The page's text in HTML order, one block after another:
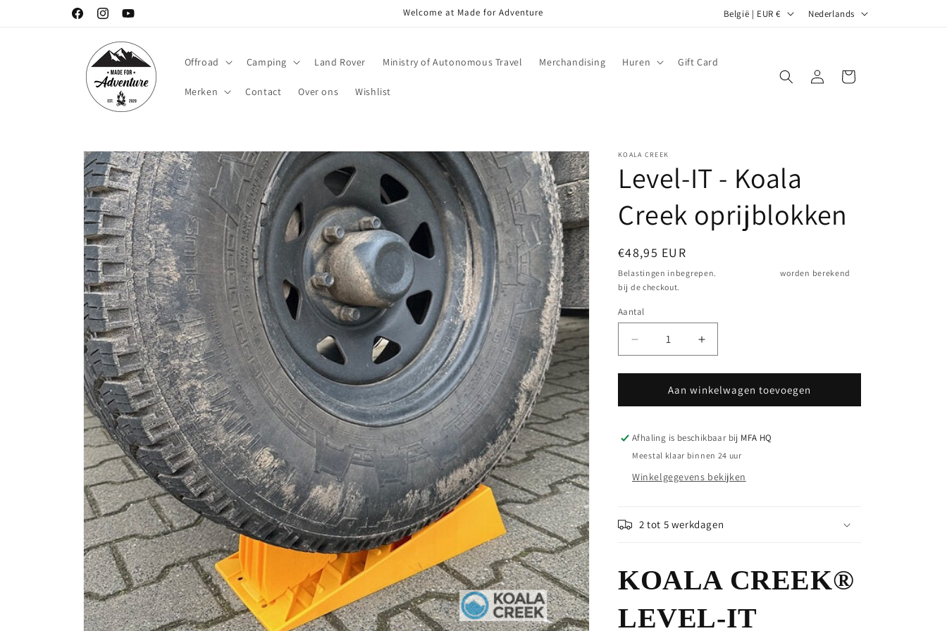
FacebookInstagramYouTube
Welcome at Made for Adventure
n
o
België | EUR € Nederlands
Offroad Camping Land Rover Ministry of Autonomous Travel Merchandising Huren Gift Card
Merken Contact Over ons Wishlist
InloggenWinkelwagen
Ga direct naar
productinformatie
KOALA CREEK
Level-IT - Koala
Creek oprijblokken
Normale
prijs
€48,95 EUR
Belastingen inbegrepen.
worden berekend
bij de checkout.
Aantal
Aantal
Aantal
verlagen
voor
IT
Koala
Creek
Aantal
verhogen
voor
Level-
IT
Koala
Aan winkelwagen toevoegen
Afhaling is beschikbaar bij MFA HQ
Meestal klaar binnen 24 uur
Winkelgegevens bekijken
2 tot 5 werkdagen
KOALA CREEK®
LEVEL-IT